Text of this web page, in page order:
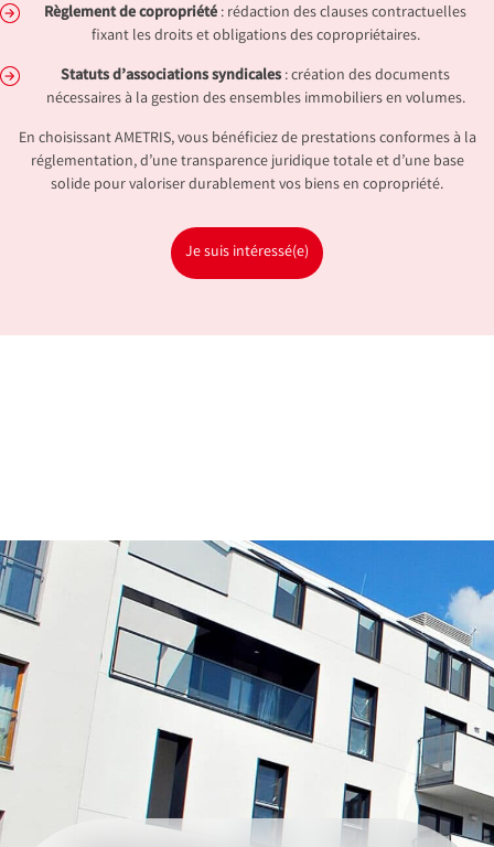
Règlement de copropriété : rédaction des clauses contractuelles
fixant les droits et obligations des copropriétaires.
Statuts d’associations syndicales : création des documents
nécessaires à la gestion des ensembles immobiliers en volumes.
En choisissant AMETRIS, vous bénéficiez de prestations conformes à la
réglementation, d’une transparence juridique totale et d’une base
solide pour valoriser durablement vos biens en copropriété.
Je suis intéressé(e)